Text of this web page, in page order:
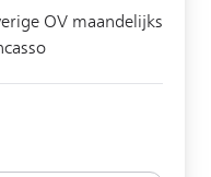
OV maandelijks